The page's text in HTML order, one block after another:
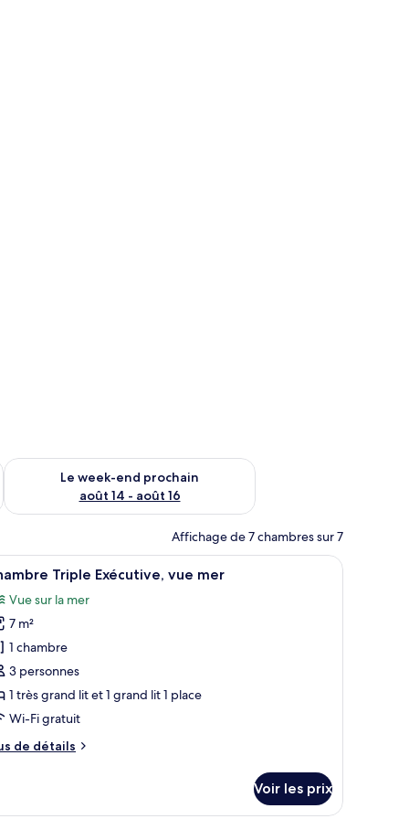
août 7 - août 9
Le week-end prochain
août 14 - août 16
Vérifier la disponibilité pour le week-end prochain août 14 -
Affichage de 7 chambres sur 7
d’une table de chevet, d’une télévision et d’un balcon offrant une vue sur
:
Une chambre d’hôtel moderne dotée d’un
4 Triple Exécutive, vue mer
Vue sur la mer
7 m²
1 chambre
3 personnes
1 très grand lit et 1 grand lit 1 place
Wi-Fi gratuit
de détails
Voir les prix